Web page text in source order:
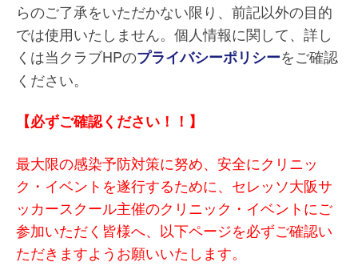
らのご了承をいただかない限り、前記以外の目的
では使用いたしません。個人情報に関して、詳し
くは当クラブHPのプライバシーポリシーをご確認
ください。
【必ずご確認ください！！】
最大限の感染予防対策に努め、安全にクリニッ
ク・イベントを遂行するために、セレッソ大阪サ
ッカースクール主催のクリニック・イベントにご
参加いただく皆様へ、以下ページを必ずご確認い
ただきますようお願いいたします。